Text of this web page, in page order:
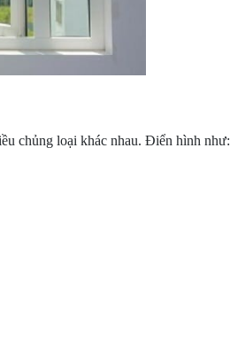
chủng loại khác nhau. Điển hình như: